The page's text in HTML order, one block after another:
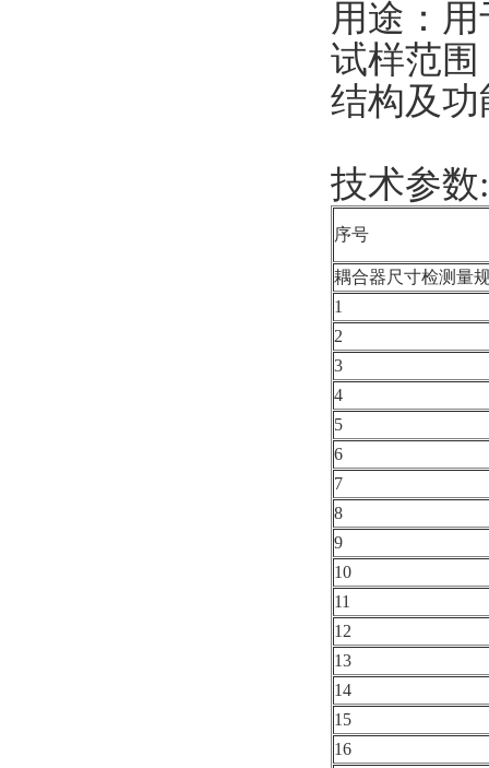
用途：
试样范
结构及
技术参
序号
耦合器尺寸检测量
1
2
3
4
5
6
7
8
9
10
11
12
13
14
15
16